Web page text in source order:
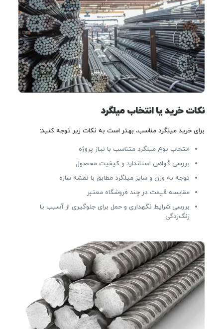
نکات خرید یا انتخاب میلگرد
برای خرید میلگرد مناسب، بهتر است به نکات زیر توجه کنید:
انتخاب نوع میلگرد متناسب با نیاز پروژه
بررسی گواهی استاندارد و کیفیت محصول
توجه به وزن و سایز میلگرد مطابق با نقشه سازه
مقایسه قیمت در چند فروشگاه معتبر
بررسی شرایط نگهداری و حمل برای جلوگیری از آسیب یا
زنگ‌زدگی